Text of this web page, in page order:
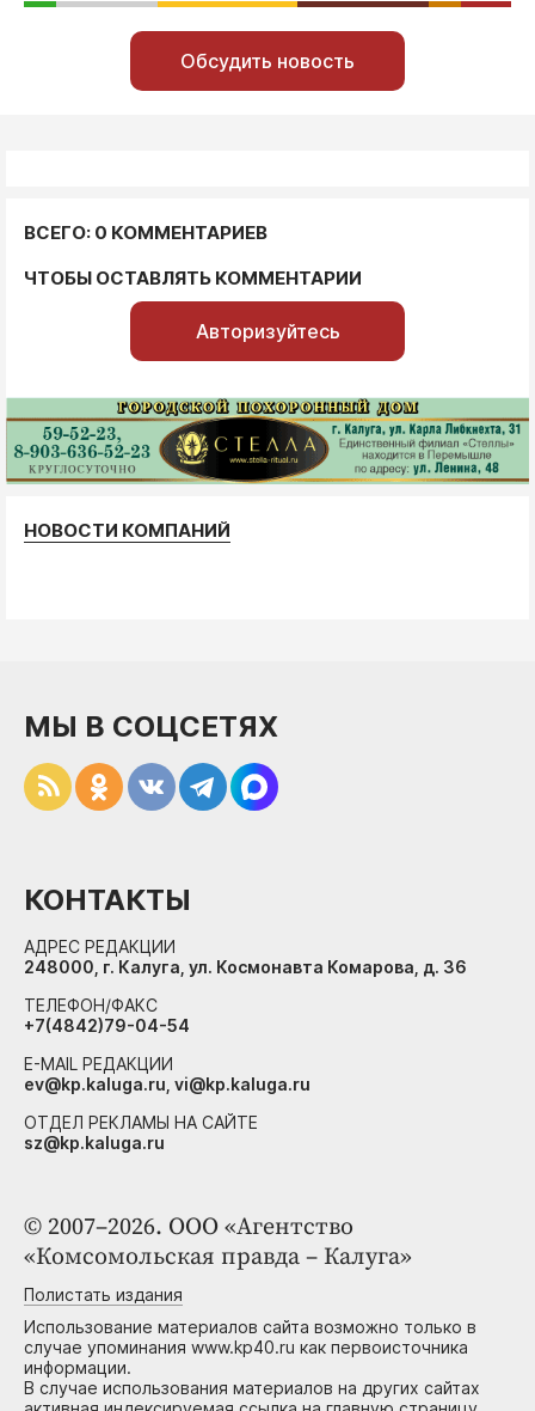
Обсудить новость
ВСЕГО: 0 КОММЕНТАРИЕВ
ЧТОБЫ ОСТАВЛЯТЬ КОММЕНТАРИИ
Авторизуйтесь
НОВОСТИ КОМПАНИЙ
© 2007–2026. ООО «Агентство
«Комсомольская правда – Калуга»
Полистать издания
Использование материалов сайта возможно только в
случае упоминания www.kp40.ru как первоисточника
информации.
В случае использования материалов на других сайтах
МЫ В СОЦСЕТЯХ
КОНТАКТЫ
АДРЕС РЕДАКЦИИ
248000, г. Калуга, ул. Космонавта Комарова, д. 36
ТЕЛЕФОН/ФАКС
+7(4842)79-04-54
E-MAIL РЕДАКЦИИ
ev@kp.kaluga.ru, vi@kp.kaluga.ru
ОТДЕЛ РЕКЛАМЫ НА САЙТЕ
sz@kp.kaluga.ru